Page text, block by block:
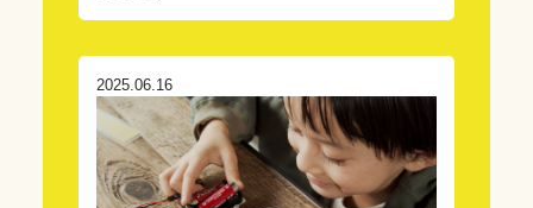
2025.06.16